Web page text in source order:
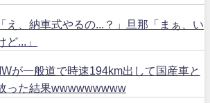
え、納車式やるの...？」旦那「まぁ、い
ど...」
が一般道で時速194km出して国産車と
った結果wwwwwwwww